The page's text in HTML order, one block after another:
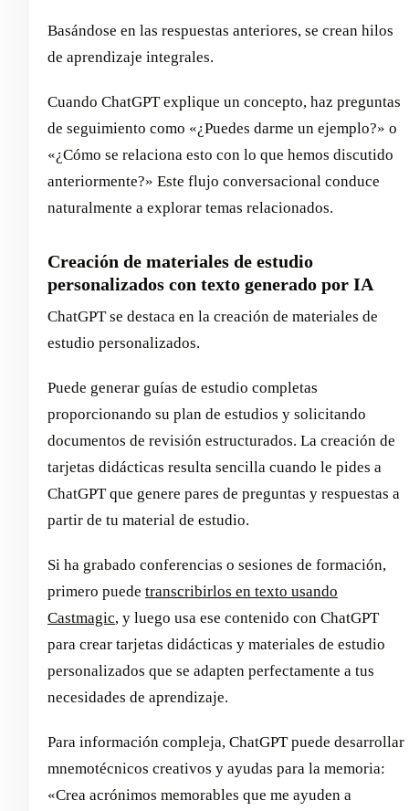
Basándose en las respuestas anteriores, se crean hilos
de aprendizaje integrales.
Cuando ChatGPT explique un concepto, haz preguntas
de seguimiento como «¿Puedes darme un ejemplo?» o
«¿Cómo se relaciona esto con lo que hemos discutido
anteriormente?» Este flujo conversacional conduce
naturalmente a explorar temas relacionados.
Creación de materiales de estudio
personalizados con texto generado por IA
ChatGPT se destaca en la creación de materiales de
estudio personalizados.
Puede generar guías de estudio completas
proporcionando su plan de estudios y solicitando
documentos de revisión estructurados. La creación de
tarjetas didácticas resulta sencilla cuando le pides a
ChatGPT que genere pares de preguntas y respuestas a
partir de tu material de estudio.
Si ha grabado conferencias o sesiones de formación,
primero puede transcribirlos en texto usando
Castmagic, y luego usa ese contenido con ChatGPT
para crear tarjetas didácticas y materiales de estudio
personalizados que se adapten perfectamente a tus
necesidades de aprendizaje.
Para información compleja, ChatGPT puede desarrollar
mnemotécnicos creativos y ayudas para la memoria:
«Crea acrónimos memorables que me ayuden a